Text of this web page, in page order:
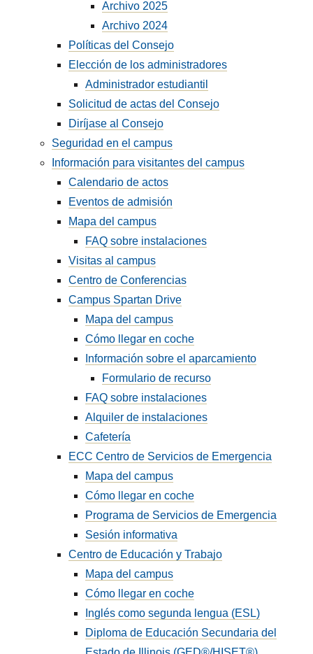
Archivo 2025
Archivo 2024
Políticas del Consejo
Elección de los administradores
Administrador estudiantil
Solicitud de actas del Consejo
Diríjase al Consejo
Seguridad en el campus
Información para visitantes del campus
Calendario de actos
Eventos de admisión
Mapa del campus
FAQ sobre instalaciones
Visitas al campus
Centro de Conferencias
Campus Spartan Drive
Mapa del campus
Cómo llegar en coche
Información sobre el aparcamiento
Formulario de recurso
FAQ sobre instalaciones
Alquiler de instalaciones
Cafetería
ECC Centro de Servicios de Emergencia
Mapa del campus
Cómo llegar en coche
Programa de Servicios de Emergencia
Sesión informativa
Centro de Educación y Trabajo
Mapa del campus
Cómo llegar en coche
Inglés como segunda lengua (ESL)
Diploma de Educación Secundaria del